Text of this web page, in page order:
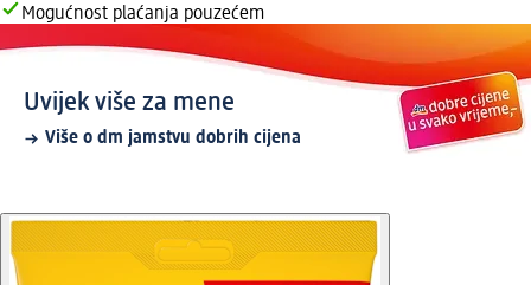
Mogućnost plaćanja pouzećem
Uvijek više za mene
Više o dm jamstvu dobrih cijena